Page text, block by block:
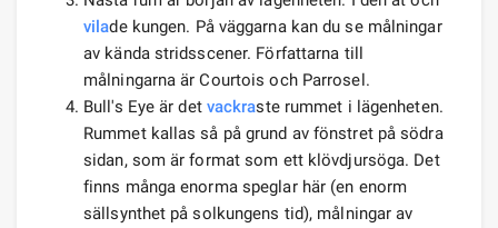
vilade kungen. På väggarna kan du se målningar
av kända stridsscener. Författarna till
målningarna är Courtois och Parrosel.
Bull's Eye är det vackraste rummet i lägenheten.
Rummet kallas så på grund av fönstret på södra
sidan, som är format som ett klövdjursöga. Det
finns många enorma speglar här (en enorm
sällsynthet på solkungens tid), målningar av